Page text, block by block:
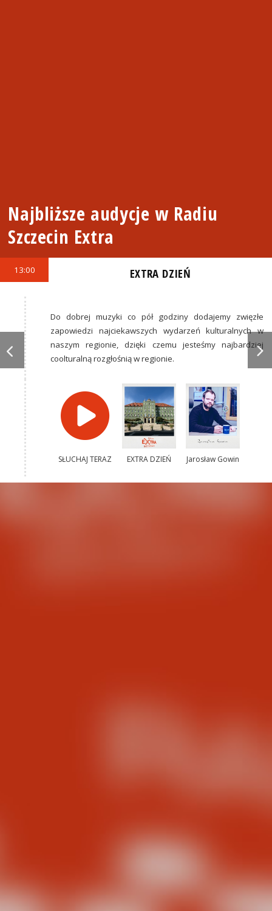
Najbliższe audycje w Radiu
Szczecin Extra
13:00 EXTRA DZIEŃ
Do dobrej muzyki co pół godziny dodajemy zwięzłe
zapowiedzi najciekawszych wydarzeń kulturalnych w
naszym regionie, dzięki czemu jesteśmy najbardziej
coolturalną rozgłośnią w regionie.
SŁUCHAJ TERAZ EXTRA DZIEŃ Jarosław Gowin